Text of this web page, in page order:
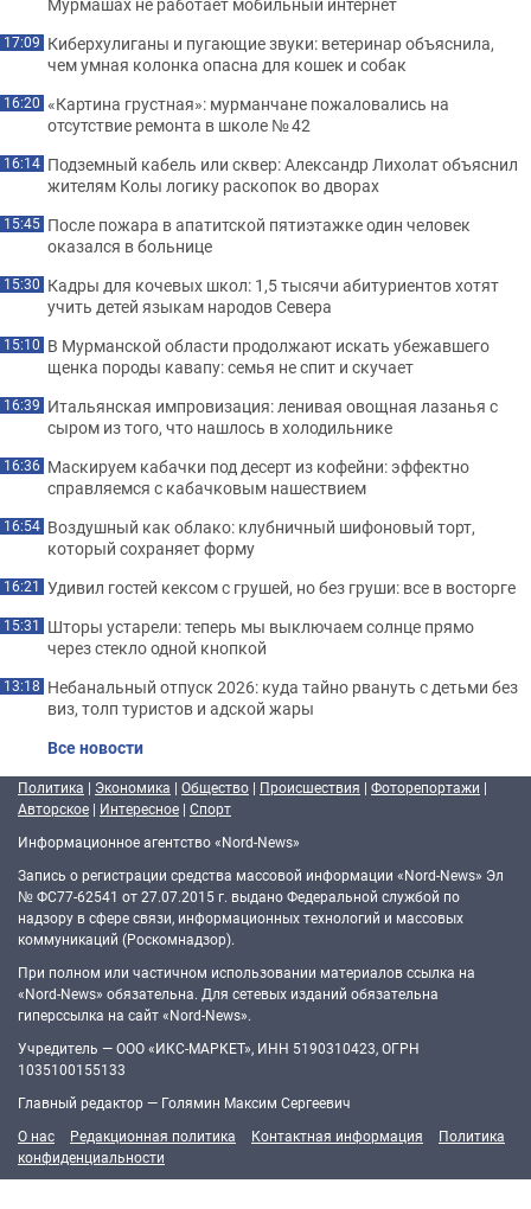
17:09 Киберхулиганы и пугающие звуки: ветеринар объяснила,
чем умная колонка опасна для кошек и собак
16:20 «Картина грустная»: мурманчане пожаловались на
отсутствие ремонта в школе № 42
16:14 Подземный кабель или сквер: Александр Лихолат объяснил
жителям Колы логику раскопок во дворах
15:45 После пожара в апатитской пятиэтажке один человек
оказался в больнице
15:30 Кадры для кочевых школ: 1,5 тысячи абитуриентов хотят
учить детей языкам народов Севера
15:10 В Мурманской области продолжают искать убежавшего
щенка породы кавапу: семья не спит и скучает
16:39 Итальянская импровизация: ленивая овощная лазанья с
сыром из того, что нашлось в холодильнике
16:36 Маскируем кабачки под десерт из кофейни: эффектно
справляемся с кабачковым нашествием
16:54 Воздушный как облако: клубничный шифоновый торт,
который сохраняет форму
16:21 Удивил гостей кексом с грушей, но без груши: все в восторге
15:31 Шторы устарели: теперь мы выключаем солнце прямо
через стекло одной кнопкой
13:18 Небанальный отпуск 2026: куда тайно рвануть с детьми без
виз, толп туристов и адской жары
Все новости
Политика | Экономика | Общество | Происшествия | Фоторепортажи |
Авторское | Интересное | Спорт
Информационное агентство «Nord-News»
Запись о регистрации средства массовой информации «Nord-News» Эл
№ ФС77-62541 от 27.07.2015 г. выдано Федеральной службой по
надзору в сфере связи, информационных технологий и массовых
коммуникаций (Роскомнадзор).
При полном или частичном использовании материалов ссылка на
«Nord-News» обязательна. Для сетевых изданий обязательна
гиперссылка на сайт «Nord-News».
Учредитель — ООО «ИКС-МАРКЕТ», ИНН 5190310423, ОГРН
1035100155133
Главный редактор — Голямин Максим Сергеевич
О нас
Редакционная политика Контактная информация
Политика
конфиденциальности